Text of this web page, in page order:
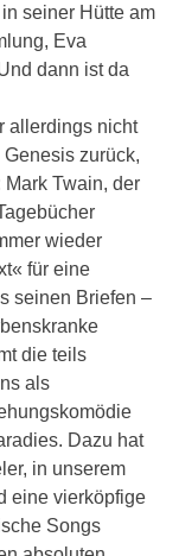
seiner Hütte am
Eva
dann ist da
allerdings nicht
zurück,
Twain, der
wieder
für eine
seinen Briefen –
die teils
als
Dazu hat
in unserem
eine vierköpfige
Songs